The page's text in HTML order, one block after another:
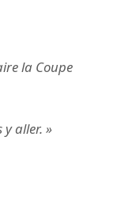
la Coupe
y aller. »